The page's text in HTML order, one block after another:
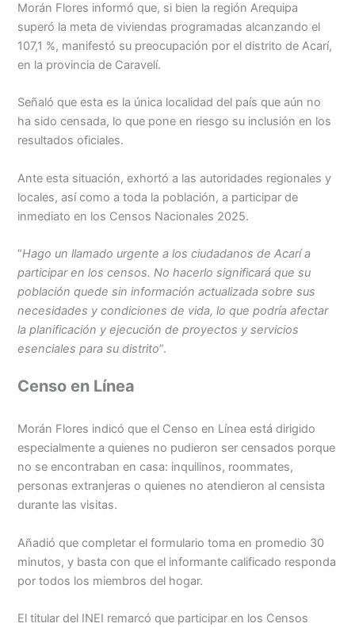
Morán Flores informó que, si bien la región Arequipa
superó la meta de viviendas programadas alcanzando el
107,1 %, manifestó su preocupación por el distrito de Acarí,
en la provincia de Caravelí.
Señaló que esta es la única localidad del país que aún no
ha sido censada, lo que pone en riesgo su inclusión en los
resultados oficiales.
Ante esta situación, exhortó a las autoridades regionales y
locales, así como a toda la población, a participar de
inmediato en los Censos Nacionales 2025.
“Hago un llamado urgente a los ciudadanos de Acarí a
participar en los censos. No hacerlo significará que su
población quede sin información actualizada sobre sus
necesidades y condiciones de vida, lo que podría afectar
la planificación y ejecución de proyectos y servicios
esenciales para su distrito”.
Censo en Línea
Morán Flores indicó que el Censo en Línea está dirigido
especialmente a quienes no pudieron ser censados porque
no se encontraban en casa: inquilinos, roommates,
personas extranjeras o quienes no atendieron al censista
durante las visitas.
Añadió que completar el formulario toma en promedio 30
minutos, y basta con que el informante calificado responda
por todos los miembros del hogar.
El titular del INEI remarcó que participar en los Censos